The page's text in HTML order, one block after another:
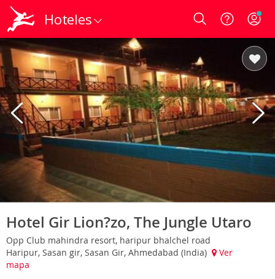
Hoteles Login
Hotel Gir Lion?zo, The Jungle Utaro
Opp Club mahindra resort, haripur bhalchel road
Haripur, Sasan gir, Sasan Gir, Ahmedabad (India)
Ver
mapa